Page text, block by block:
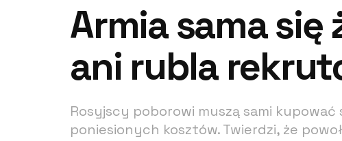
Armia sama
ani rubla
Rosyjscy poborowi muszą sami
poniesionych kosztów. Twierdzi, że